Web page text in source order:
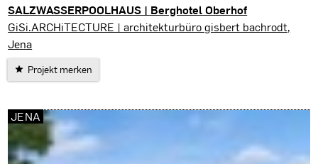
SALZWASSERPOOLHAUS | Berghotel Oberhof
Oberhof
GiSi.ARCHiTECTURE | architekturbüro gisbert bachrodt,
Jena
Projekt merken
JENA